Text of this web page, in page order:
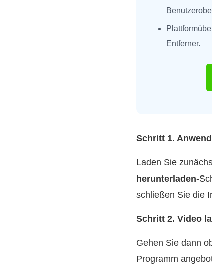
Entferner.
Schritt 1.
Laden Sie
herunterladen-
schließen Sie die
Schritt 2. Video
Gehen Sie dann
Programm